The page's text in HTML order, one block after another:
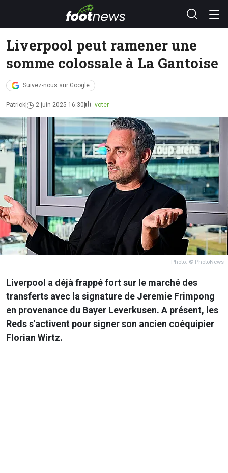
Liverpool peut ramener une
somme colossale à La Gantoise
Suivez-nous sur Google
Patrick 2 juin 2025 16:30 voter
Photo: © PhotoNews
Liverpool a déjà frappé fort sur le marché des
transferts avec la signature de Jeremie Frimpong
en provenance du Bayer Leverkusen. A présent, les
Reds s'activent pour signer son ancien coéquipier
Florian Wirtz.